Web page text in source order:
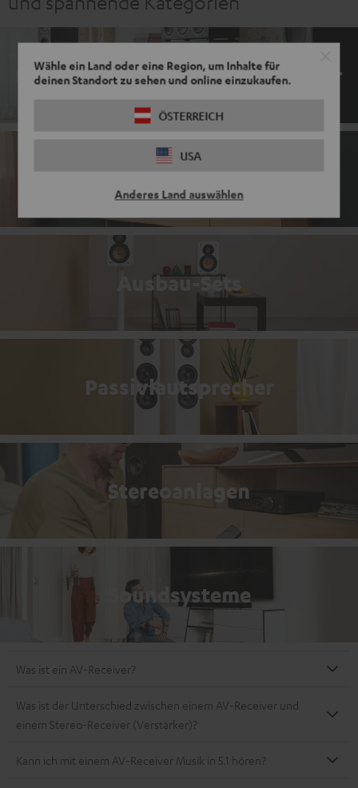
Wähle ein Land oder eine Region, um Inhalte für
deinen Standort zu sehen und online einzukaufen.
ÖSTERREICH
USA
Anderes Land auswählen
Spielfertige Sets mit AV-Receiver
Ausbau-Sets
Passivlautsprecher
Stereoanlagen
Soundsysteme
Was ist ein AV-Receiver?
Was ist der Unterschied zwischen einem AV-Receiver und
einem Stereo-Receiver (Verstärker)?
Kann ich mit einem AV-Receiver Musik in 5.1 hören?